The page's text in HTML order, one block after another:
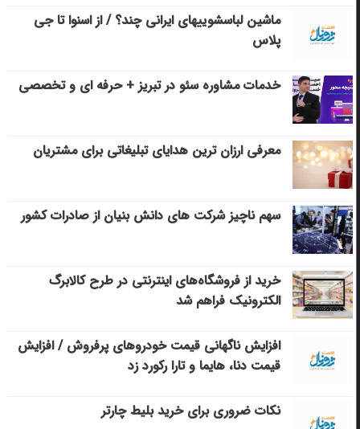
ماشین لباسشویی‎های ایرانی چند؟ / از اسنوا تا جی
پلاس
خدمات مشاوره سئو در تبریز + حرفه ای و تخصصی
معرفی ارزان ترین هدایای تبلیغاتی برای مشتریان
سهم ناچیز شرکت های دانش بنیان از صادرات کشور
خرید از فروشگاه‌های اینترنتی در طرح کالابرگ
الکترونیک فراهم شد
افزایش ناگهانی قیمت خودروهای پرفروش / افزایش
قیمت دنا، هایما و تارا رکورد زد
نکات ضروری برای خرید بلیط چارتر